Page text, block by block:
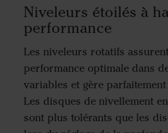
Niveleurs étoilés à
performance
Les niveleurs rotatifs
performance optimale dans
variables et gère
Les disques de nivellement
sont plus tolérants que les